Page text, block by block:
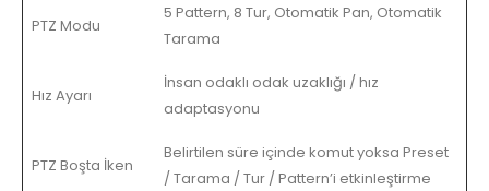
PTZ Modu
5 Pattern, 8 Tur, Otomatik Pan, Otomatik
Tarama
Hız Ayarı
İnsan odaklı odak uzaklığı / hız
adaptasyonu
PTZ Boşta İken
Belirtilen süre içinde komut yoksa Preset
/ Tarama / Tur / Pattern’i etkinleştirme